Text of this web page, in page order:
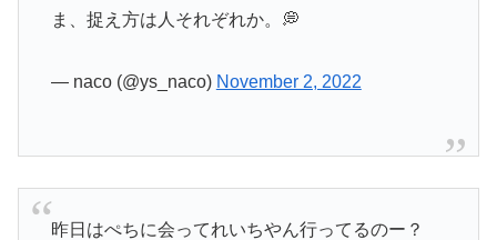
ま、捉え方は人それぞれか。💭
— naco (@ys_naco) November 2, 2022
昨日はぺちに会ってれいちやん行ってるのー？